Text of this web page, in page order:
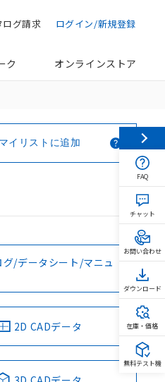
ログイン/新規登録
ログ請求
ク オンラインストア
マイリストに追加
グ/データシート/マニュ
2D CADデータ
FAQ
チャット
お問い合わせ
ダウンロード
在庫・価格
無料テスト機